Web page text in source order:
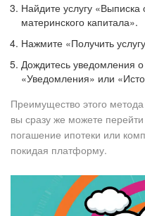
Найдите услугу «Выписка
материнского капитала».
Нажмите «Получить
Дождитесь уведомления о
«Уведомления» или
Преимущество этого
вы сразу же можете
погашение ипотеки или
покидая платформу.